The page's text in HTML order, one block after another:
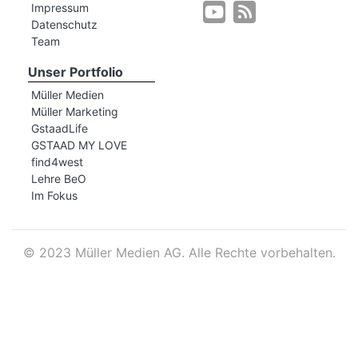
Impressum
Datenschutz
Team
Unser Portfolio
Müller Medien
Müller Marketing
GstaadLife
GSTAAD MY LOVE
find4west
Lehre BeO
Im Fokus
© 2023 Müller Medien AG. Alle Rechte vorbehalten.